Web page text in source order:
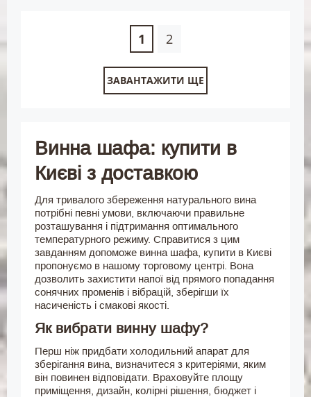
1 2
ЗАВАНТАЖИТИ ЩЕ
Винна шафа: купити в
Києві з доставкою
Для тривалого збереження натурального вина
потрібні певні умови, включаючи правильне
розташування і підтримання оптимального
температурного режиму. Справитися з цим
завданням допоможе винна шафа, купити в Києві
пропонуємо в нашому торговому центрі. Вона
дозволить захистити напої від прямого попадання
сонячних променів і вібрацій, зберігши їх
насиченість і смакові якості.
Як вибрати винну шафу?
Перш ніж придбати холодильний апарат для
зберігання вина, визначитеся з критеріями, яким
він повинен відповідати. Враховуйте площу
приміщення, дизайн, колірні рішення, бюджет і